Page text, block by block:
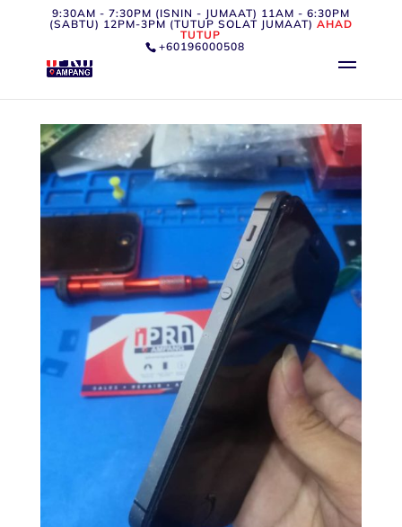
9:30AM - 7:30PM (ISNIN - JUMAAT) 11AM - 6:30PM
(SABTU) 12PM-3PM (TUTUP SOLAT JUMAAT) AHAD
TUTUP
+60196000508